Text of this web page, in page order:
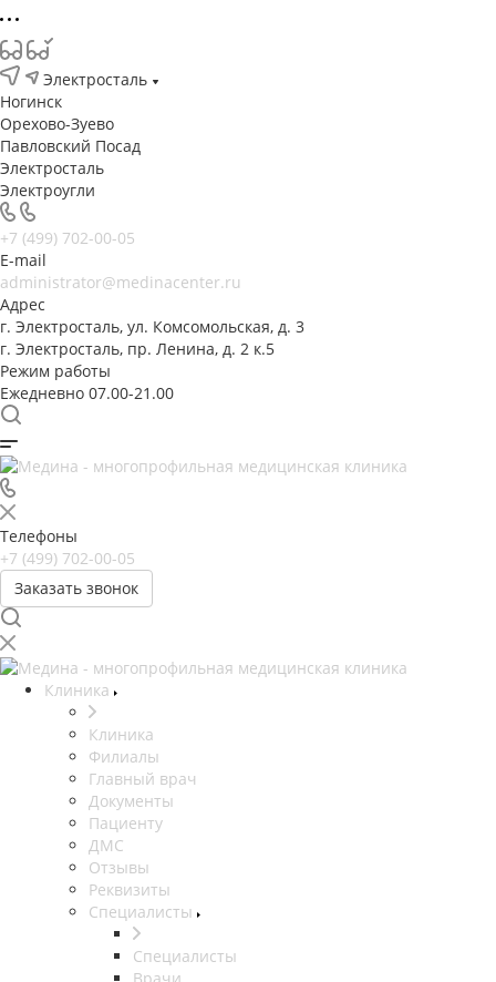
Электросталь
Ногинск
Орехово-Зуево
Павловский Посад
Электросталь
Электроугли
+7 (499) 702-00-05
E-mail
administrator@medinacenter.ru
Адрес
г. Электросталь, ул. Комсомольская, д. 3
г. Электросталь, пр. Ленина, д. 2 к.5
Режим работы
Ежедневно 07.00-21.00
Телефоны
+7 (499) 702-00-05
Заказать звонок
Клиника
Клиника
Филиалы
Главный врач
Документы
Пациенту
ДМС
Отзывы
Реквизиты
Специалисты
Специалисты